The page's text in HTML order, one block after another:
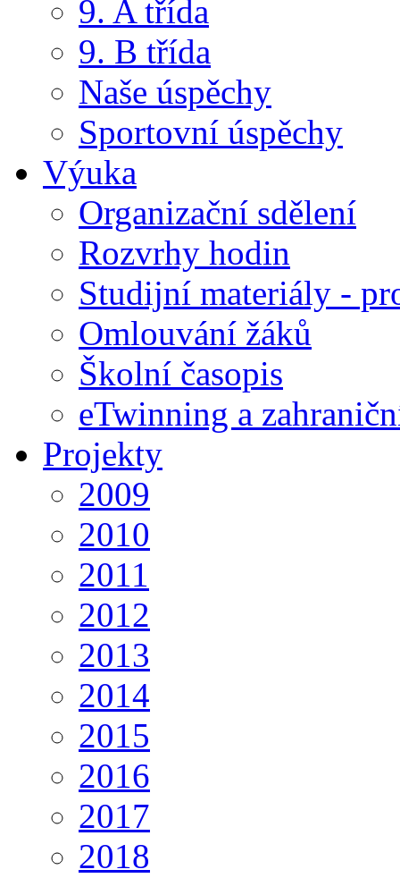
9. A třída
9. B třída
Naše úspěchy
Sportovní úspěchy
Výuka
Organizační sdělení
Rozvrhy hodin
Studijní materiály -
Omlouvání žáků
Školní časopis
eTwinning a
Projekty
2009
2010
2011
2012
2013
2014
2015
2016
2017
2018